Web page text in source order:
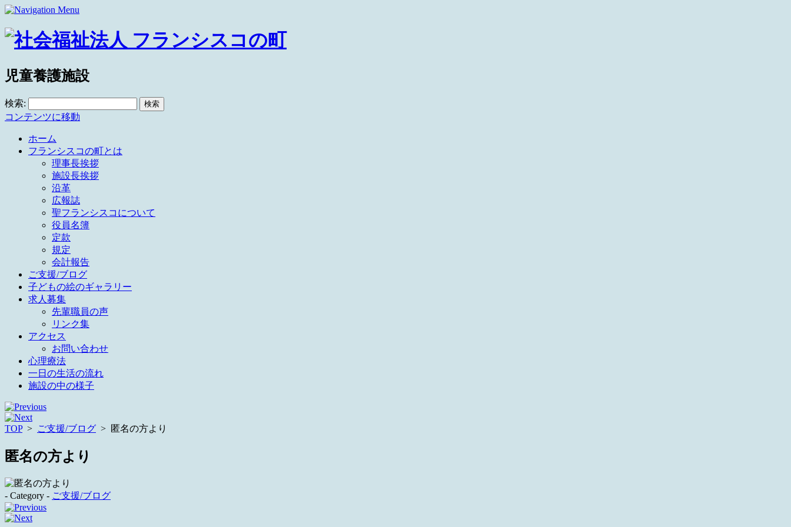
児童養護施設
検索:
コンテンツに移動
ホーム
フランシスコの町とは
理事長挨拶
施設長挨拶
沿革
広報誌
聖フランシスコについて
役員名簿
定款
規定
会計報告
ご支援/ブログ
子どもの絵のギャラリー
求人募集
先輩職員の声
リンク集
アクセス
お問い合わせ
心理療法
一日の生活の流れ
施設の中の様子
TOP> ご支援/ブログ > 匿名の方より
匿名の方より
- Category - ご支援/ブログ